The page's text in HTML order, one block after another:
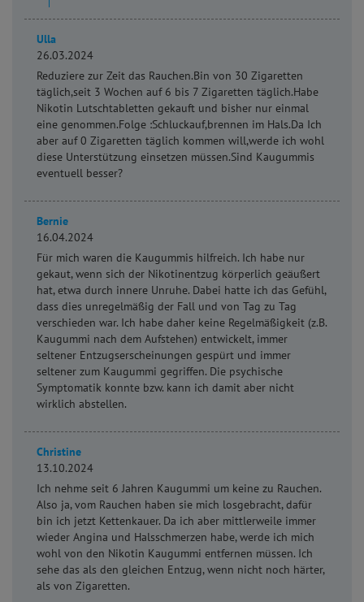
Ulla
26.03.2024
Reduziere zur Zeit das Rauchen.Bin von 30 Zigaretten
täglich,seit 3 Wochen auf 6 bis 7 Zigaretten täglich.Habe
Nikotin Lutschtabletten gekauft und bisher nur einmal
eine genommen.Folge :Schluckauf,brennen im Hals.Da Ich
aber auf 0 Zigaretten täglich kommen will,werde ich wohl
diese Unterstützung einsetzen müssen.Sind Kaugummis
eventuell besser?
Bernie
16.04.2024
Für mich waren die Kaugummis hilfreich. Ich habe nur
gekaut, wenn sich der Nikotinentzug körperlich geäußert
hat, etwa durch innere Unruhe. Dabei hatte ich das Gefühl,
dass dies unregelmäßig der Fall und von Tag zu Tag
verschieden war. Ich habe daher keine Regelmäßigkeit (z.B.
Kaugummi nach dem Aufstehen) entwickelt, immer
seltener Entzugserscheinungen gespürt und immer
seltener zum Kaugummi gegriffen. Die psychische
Symptomatik konnte bzw. kann ich damit aber nicht
wirklich abstellen.
Christine
13.10.2024
Ich nehme seit 6 Jahren Kaugummi um keine zu Rauchen.
Also ja, vom Rauchen haben sie mich losgebracht, dafür
bin ich jetzt Kettenkauer. Da ich aber mittlerweile immer
wieder Angina und Halsschmerzen habe, werde ich mich
wohl von den Nikotin Kaugummi entfernen müssen. Ich
sehe das als den gleichen Entzug, wenn nicht noch härter,
als von Zigaretten.